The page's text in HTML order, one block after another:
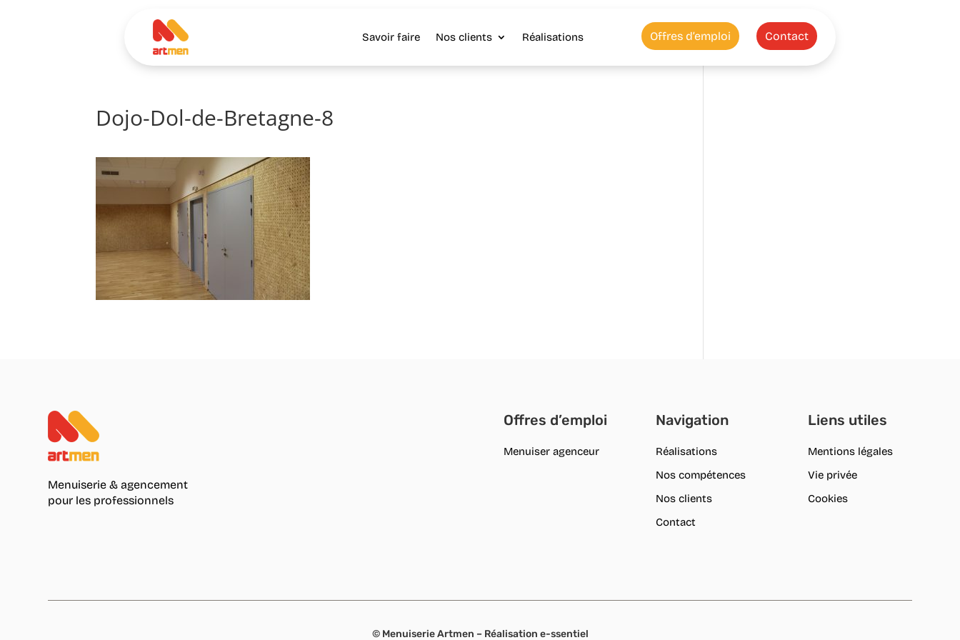
Savoir faire Nos clients Réalisations Offres d’emploi Contact
Dojo-Dol-de-Bretagne-8
Menuiserie & agencement
pour les professionnels
Offres d’emploi
Menuiser agenceur
Navigation
Réalisations
Nos compétences
Nos clients
Contact
Liens utiles
Mentions légales
Vie privée
Cookies
© Menuiserie Artmen – Réalisation e-ssentiel